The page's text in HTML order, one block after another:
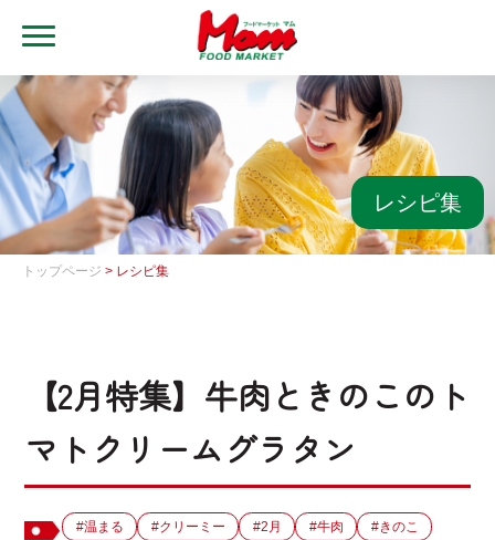
トップ
ブランド・店舗
マムアプリ
マムEdy
グループ一覧
採用情報
レシピ集
レシピ集
トップページ > レシピ集
【2月特集】牛肉ときのこのト
マトクリームグラタン
#温まる #クリーミー #2月 #牛肉 #きのこ